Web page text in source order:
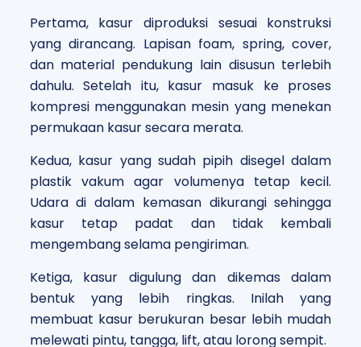
Pertama, kasur diproduksi sesuai konstruksi
yang dirancang. Lapisan foam, spring, cover,
dan material pendukung lain disusun terlebih
dahulu. Setelah itu, kasur masuk ke proses
kompresi menggunakan mesin yang menekan
permukaan kasur secara merata.
Kedua, kasur yang sudah pipih disegel dalam
plastik vakum agar volumenya tetap kecil.
Udara di dalam kemasan dikurangi sehingga
kasur tetap padat dan tidak kembali
mengembang selama pengiriman.
Ketiga, kasur digulung dan dikemas dalam
bentuk yang lebih ringkas. Inilah yang
membuat kasur berukuran besar lebih mudah
melewati pintu, tangga, lift, atau lorong sempit.